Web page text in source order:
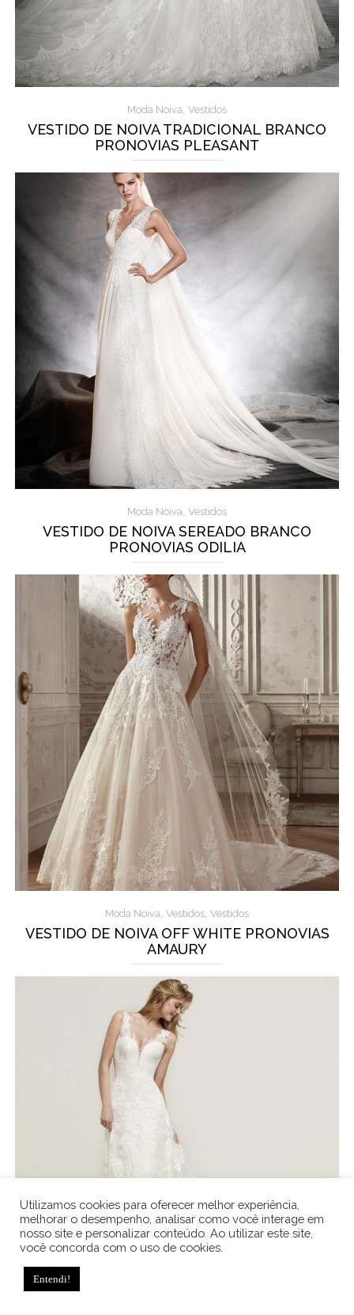
Moda Noiva, Vestidos
VESTIDO DE NOIVA TRADICIONAL BRANCO
PRONOVIAS PLEASANT
Moda Noiva, Vestidos
VESTIDO DE NOIVA SEREADO BRANCO
PRONOVIAS ODILIA
Moda Noiva, Vestidos, Vestidos
VESTIDO DE NOIVA OFF WHITE PRONOVIAS
AMAURY
Utilizamos cookies para oferecer melhor experiência,
melhorar o desempenho, analisar como você interage em
nosso site e personalizar conteúdo. Ao utilizar este site,
você concorda com o uso de cookies.
Entendi!